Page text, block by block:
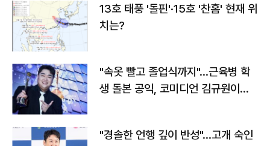
13호 태풍 '돌핀'·15호 '찬홈' 현재 위
치는?
"속옷 빨고 졸업식까지"…근육병 학
생 돌본 공익, 코미디언 김규원이었
"경솔한 언행 깊이 반성"…고개 숙인